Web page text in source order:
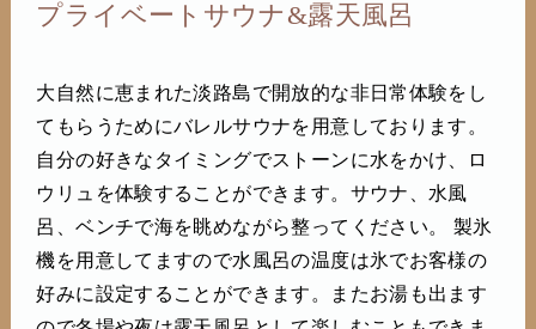
プライベートサウナ&露天風呂
大自然に恵まれた淡路島で開放的な非日常体験をし
てもらうためにバレルサウナを用意しております。
自分の好きなタイミングでストーンに水をかけ、ロ
ウリュを体験することができます。サウナ、水風
呂、ベンチで海を眺めながら整ってください。 製氷
機を用意してますので水風呂の温度は氷でお客様の
好みに設定することができます。またお湯も出ます